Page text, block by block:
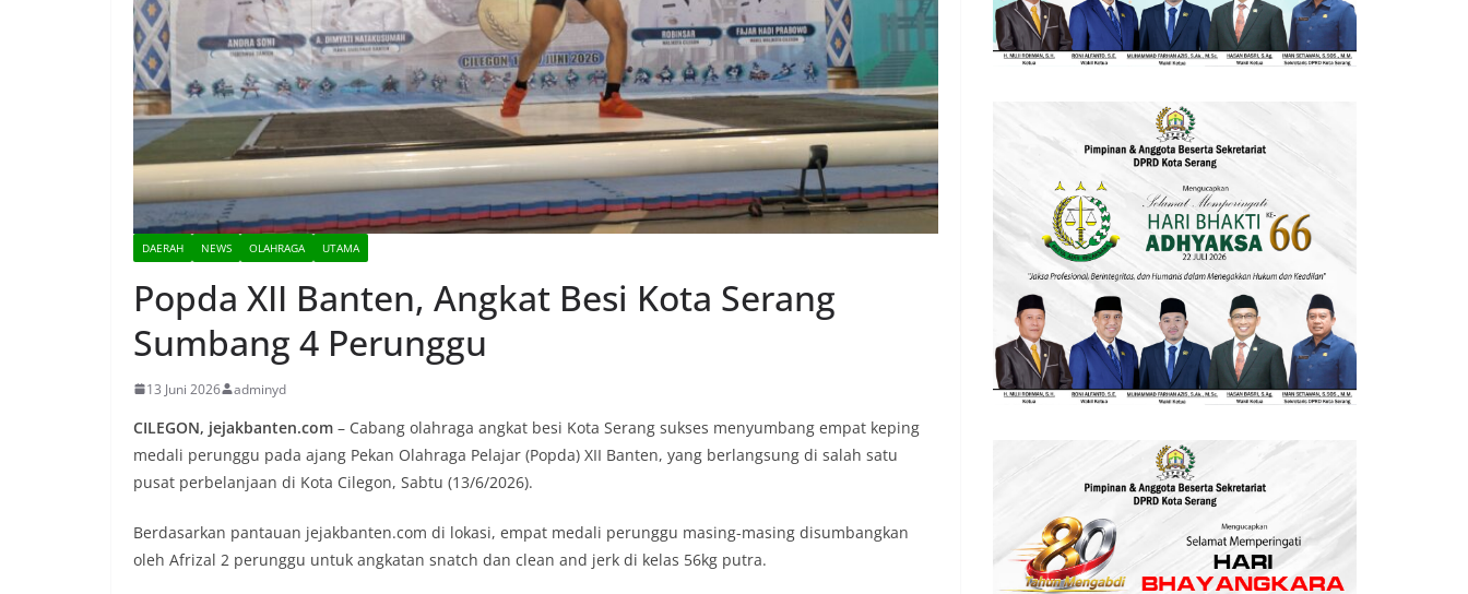
DAERAH NEWS OLAHRAGA UTAMA
Popda XII Banten, Angkat Besi Kota Serang
Sumbang 4 Perunggu
13 Juni 2026 adminyd
CILEGON, jejakbanten.com – Cabang olahraga angkat besi Kota Serang sukses menyumbang empat keping
medali perunggu pada ajang Pekan Olahraga Pelajar (Popda) XII Banten, yang berlangsung di salah satu
pusat perbelanjaan di Kota Cilegon, Sabtu (13/6/2026).
Berdasarkan pantauan jejakbanten.com di lokasi, empat medali perunggu masing-masing disumbangkan
oleh Afrizal 2 perunggu untuk angkatan snatch dan clean and jerk di kelas 56kg putra.